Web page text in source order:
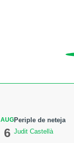
AUG
6
Periple de neteja
Judit Castellà